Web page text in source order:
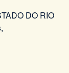
DO RIO